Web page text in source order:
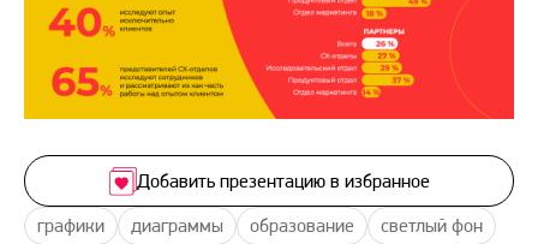
графики диаграммы образование светлый фон
Добавить презентацию в избранное